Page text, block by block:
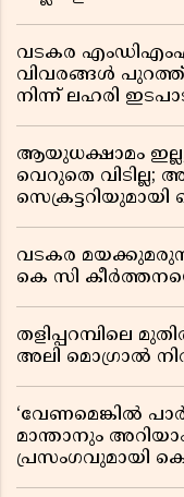
വടകര
വിവരങ്ങൾ
നിന്ന് ലഹരി
ആയുധക്ഷാമം
വെറുതെ വിടില്ല;
വടകര
കെ സി
തളിപ്പറമ്പിലെ
അലി മൊഗ്രാൽ
‘വേണമെങ്കിൽ
മാന്താനും
പ്രസംഗവുമായി